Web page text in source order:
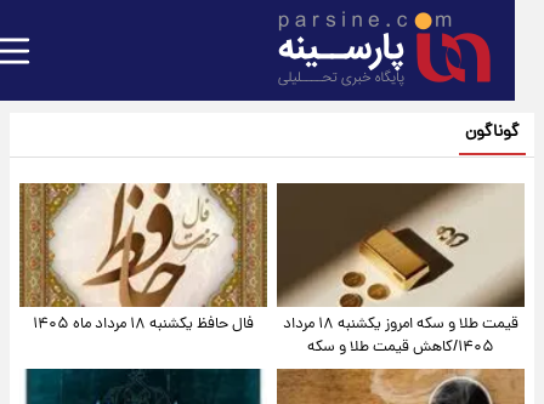
گوناگون
قیمت طلا و سکه امروز یکشنبه ۱۸ مرداد
۱۴۰۵/کاهش قیمت طلا و سکه
فال حافظ یکشنبه ۱۸ مرداد ماه ۱۴۰۵